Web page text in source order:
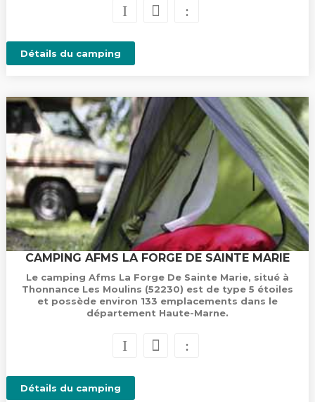
Détails du camping
CAMPING AFMS LA FORGE DE SAINTE MARIE
Le camping Afms La Forge De Sainte Marie, situé à
Thonnance Les Moulins (52230) est de type 5 étoiles
et possède environ 133 emplacements dans le
département Haute-Marne.
Détails du camping